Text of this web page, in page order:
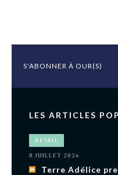
S'ABONNER À OUR(S)
LES ARTICLES
RETAIL
8 JUILLET 2026
Terre Adélice